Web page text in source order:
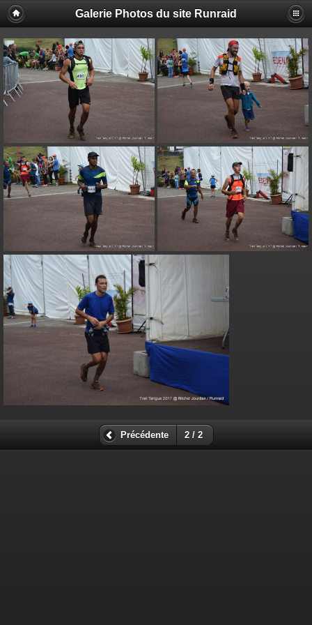
Galerie Photos du site Runraid
Précédente 2 / 2